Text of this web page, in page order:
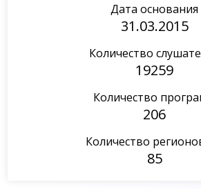
Дата основания
31.03.2015
Количество
19259
Количество
206
Количество
85